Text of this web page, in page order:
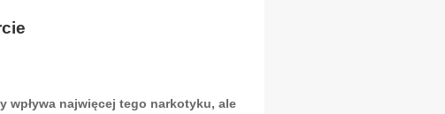
wpływa najwięcej tego narkotyku, ale